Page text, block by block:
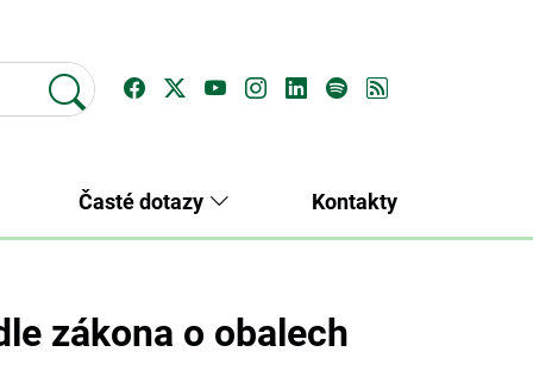
Časté dotazy Kontakty
zákona o obalech